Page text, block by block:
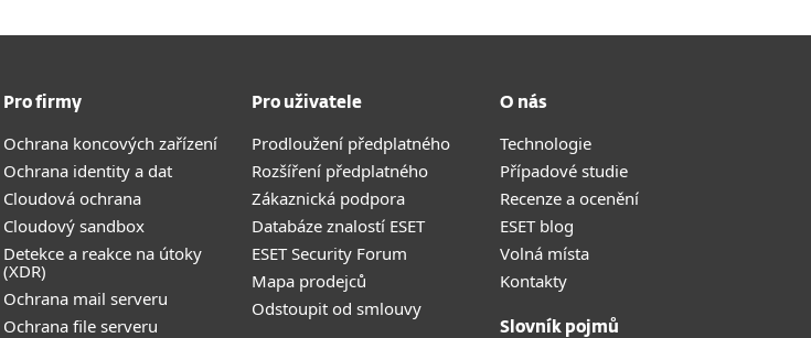
Pro firmy
Ochrana koncových zařízení
Ochrana identity a dat
Cloudová ochrana
Cloudový sandbox
Detekce a reakce na útoky
(XDR)
Ochrana mail serveru
Ochrana file serveru
Pro uživatele
Prodloužení předplatného
Rozšíření předplatného
Zákaznická podpora
Databáze znalostí ESET
ESET Security Forum
Mapa prodejců
Odstoupit od smlouvy
O nás
Technologie
Případové studie
Recenze a ocenění
ESET blog
Volná místa
Kontakty
Slovník pojmů